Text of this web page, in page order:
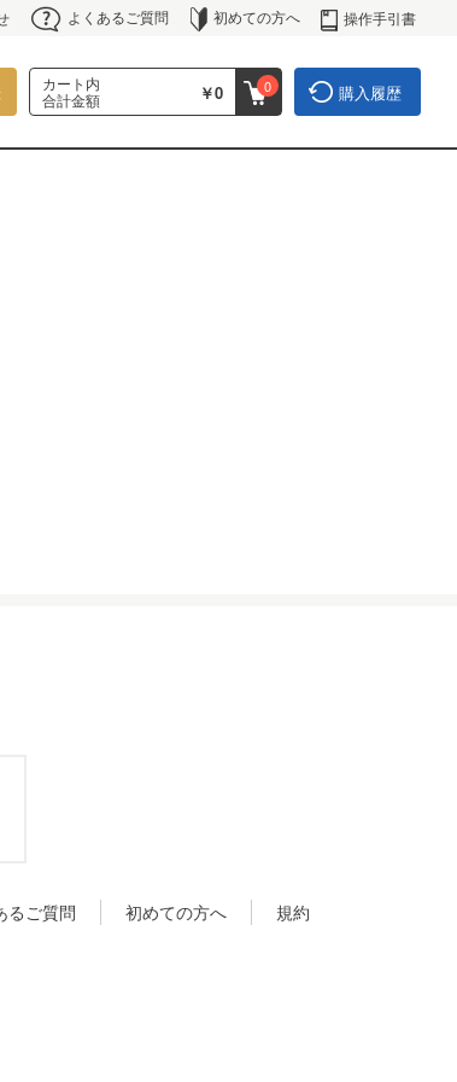
よくあるご質問 初めての方へ 操作手引書
カート内
合計金額
￥0 0 購入履歴
るご質問 初めての方へ 規約